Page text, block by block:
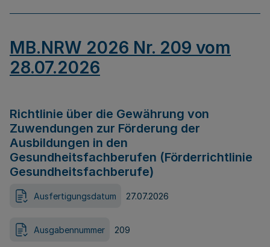
MB.NRW 2026 Nr. 209 vom
28.07.2026
Richtlinie über die Gewährung von
Zuwendungen zur Förderung der
Ausbildungen in den
Gesundheitsfachberufen (Förderrichtlinie
Gesundheitsfachberufe)
Ausfertigungsdatum 27.07.2026
Ausgabennummer 209